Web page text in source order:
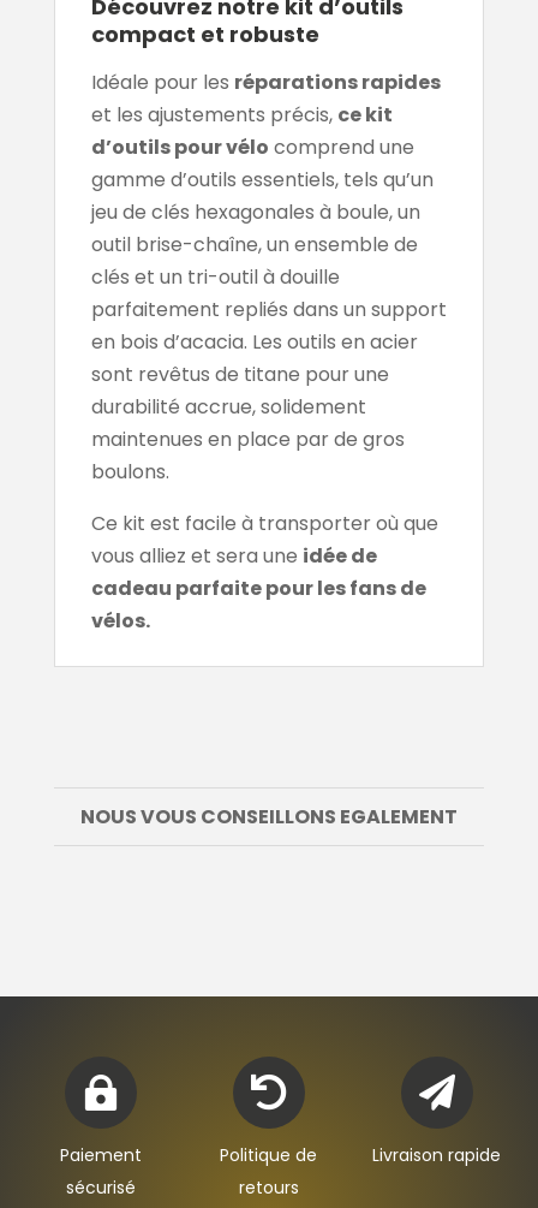
Découvrez notre kit d’outils
compact et robuste
Idéale pour les réparations rapides
et les ajustements précis, ce kit
d’outils pour vélo comprend une
gamme d’outils essentiels, tels qu’un
jeu de clés hexagonales à boule, un
outil brise-chaîne, un ensemble de
clés et un tri-outil à douille
parfaitement repliés dans un support
en bois d’acacia. Les outils en acier
sont revêtus de titane pour une
durabilité accrue, solidement
maintenues en place par de gros
boulons.
Ce kit est facile à transporter où que
vous alliez et sera une idée de
cadeau parfaite pour les fans de
vélos.
NOUS VOUS CONSEILLONS EGALEMENT

Paiement
sécurisé

Politique de
retours

Livraison rapide